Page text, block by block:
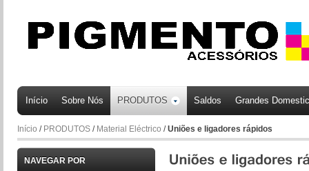
Início Sobre Nós PRODUTOS Saldos Grandes
Início / PRODUTOS / Material Eléctrico /Uniões e ligadores rápidos
NAVEGAR POR